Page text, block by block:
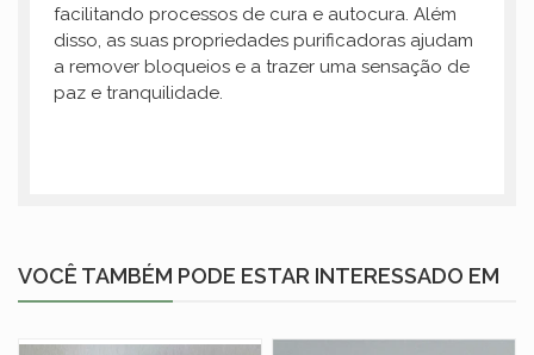
facilitando processos de cura e autocura. Além
disso, as suas propriedades purificadoras ajudam
a remover bloqueios e a trazer uma sensação de
paz e tranquilidade.
VOCÊ TAMBÉM PODE ESTAR INTERESSADO EM